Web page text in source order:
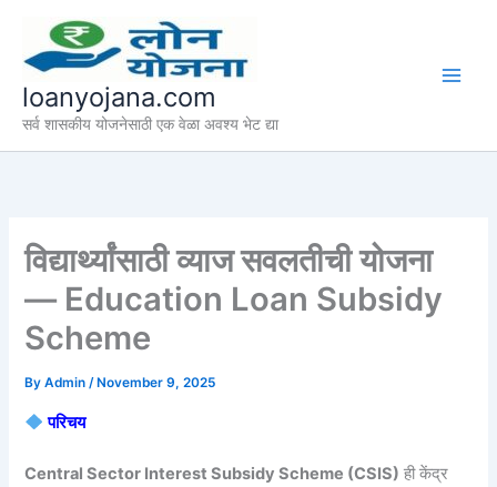
content
loanyojana.com
सर्व शासकीय योजनेसाठी एक वेळा अवश्य भेट द्या
विद्यार्थ्यांसाठी व्याज सवलतीची योजना
— Education Loan Subsidy
Scheme
ByAdmin/ November 9, 2025
परिचय
Central Sector Interest Subsidy Scheme (CSIS) ही केंद्र